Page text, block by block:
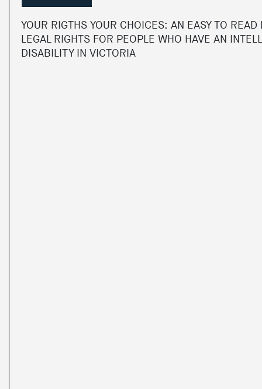
YOUR RIGTHS YOUR CHOICES: AN EASY TO
LEGAL RIGHTS FOR PEOPLE WHO HAVE AN
DISABILITY IN VICTORIA